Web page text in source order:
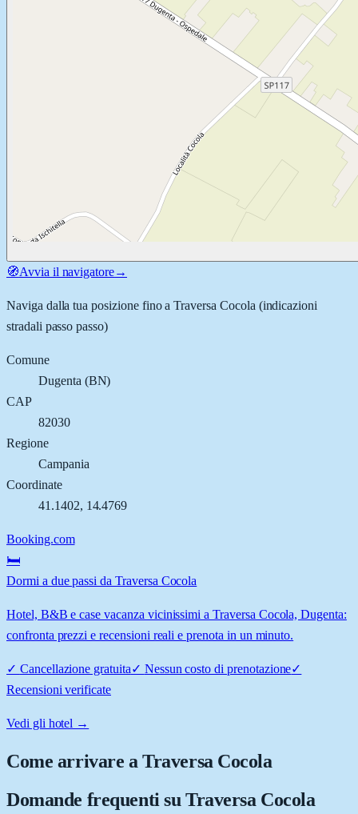
🧭Avvia il navigatore→
Naviga dalla tua posizione fino aTraversa Cocola (indicazioni
stradali passo passo)
Comune
Dugenta (BN)
CAP
82030
Regione
Campania
Coordinate
41.1402, 14.4769
Booking.com
🛏️
Dormi a due passi da Traversa Cocola
Hotel, B&B e case vacanza vicinissimi a Traversa Cocola, Dugenta:
confronta prezzi e recensioni reali e prenota in un minuto.
✓ Cancellazione gratuita✓ Nessun costo di prenotazione✓
Recensioni verificate
Vedi gli hotel →
Come arrivare aTraversa Cocola
Domande frequenti su Traversa Cocola